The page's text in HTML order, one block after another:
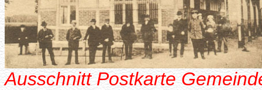
Ausschnitt Postkarte